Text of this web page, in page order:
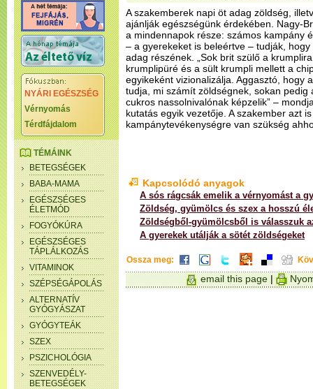
NYÁRI EGÉSZSÉG
Vérnyomás
Térdfájdalom
TÉMÁINK
BETEGSÉGEK
BABA-MAMA
EGÉSZSÉGES
ÉLETMÓD
FOGYÓKÚRA
EGÉSZSÉGES
TÁPLÁLKOZÁS
VITAMINOK
SZÉPSÉGÁPOLÁS
ALTERNATÍV
GYÓGYÁSZAT
GYÓGYTEÁK
SZEX
PSZICHOLÓGIA
SZENVEDÉLY-
BETEGSÉGEK
A szakemberek napi öt adag zöldség,
ajánlják egészségünk érdekében. Nagy-
a mindennapok része: számos kampány
– a gyerekeket is beleértve – tudják,
adag részének. „Sok brit szülő a
krumplipüré és a sült krumpli mellett a
egyikeként vizionalizálja. Aggasztó, hogy
tudja, mi számít zöldségnek, sokan pedig
cukros nassolnivalónak képzelik” –
kutatás egyik vezetője. A szakember azt
kampánytevékenységre van szükség
Kapcsolódó anyagok
A sós rágcsák emelik a vérnyomást a
Zöldség, gyümölcs és szex a hosszú
Zöldségből-gyümölcsből is válasszuk
A gyerekek utálják a sötét zöldségeket
Ossza meg:
email this page |